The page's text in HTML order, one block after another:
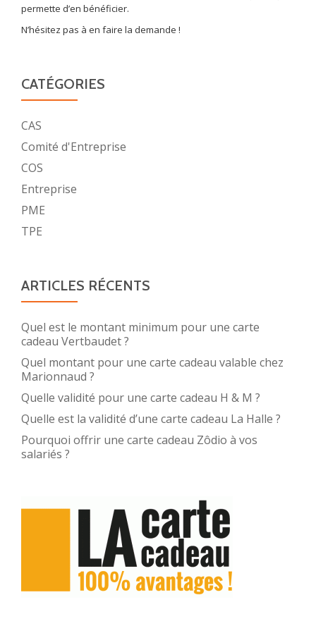
permette d’en bénéficier.
N’hésitez pas à en faire la demande !
CATÉGORIES
CAS
Comité d'Entreprise
COS
Entreprise
PME
TPE
ARTICLES RÉCENTS
Quel est le montant minimum pour une carte
cadeau Vertbaudet ?
Quel montant pour une carte cadeau valable chez
Marionnaud ?
Quelle validité pour une carte cadeau H & M ?
Quelle est la validité d’une carte cadeau La Halle ?
Pourquoi offrir une carte cadeau Zôdio à vos
salariés ?